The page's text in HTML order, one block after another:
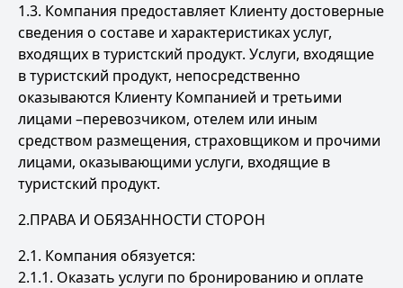
1.3. Компания предоставляет Клиенту достоверные
сведения о составе и характеристиках услуг,
входящих в туристский продукт. Услуги, входящие
в туристский продукт, непосредственно
оказываются Клиенту Компанией и третьими
лицами –перевозчиком, отелем или иным
средством размещения, страховщиком и прочими
лицами, оказывающими услуги, входящие в
туристский продукт.
2.ПРАВА И ОБЯЗАННОСТИ СТОРОН
2.1. Компания обязуется:
2.1.1. Оказать услуги по бронированию и оплате